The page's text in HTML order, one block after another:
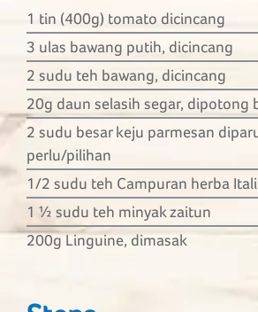
1 tin (400g) tomato dicincang
3 ulas bawang putih, dicincang
2 sudu teh bawang, dicincang
20g daun selasih segar, dipotong
2 sudu besar keju parmesan
perlu/pilihan
1/2 sudu teh Campuran herba
1 1⁄2 sudu teh minyak zaitun
200g Linguine, dimasak